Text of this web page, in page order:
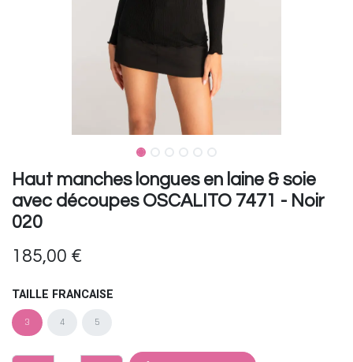
Haut manches longues en laine & soie
avec découpes OSCALITO 7471 - Noir
020
185,00 €
TAILLE FRANCAISE
3 4 5